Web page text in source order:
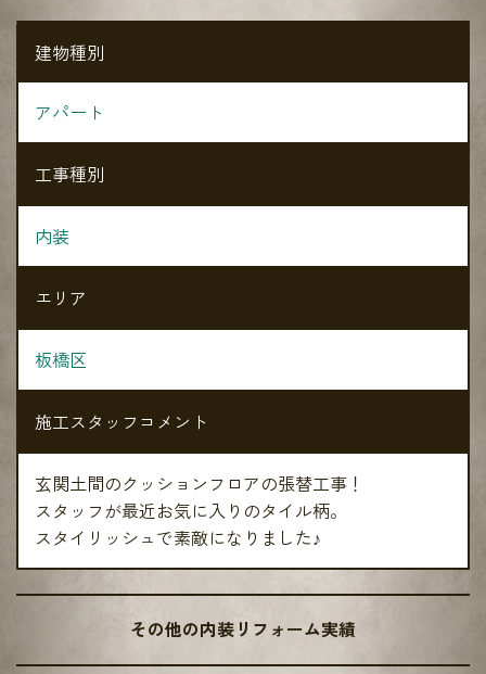
建物種別
アパート
工事種別
内装
エリア
板橋区
施工スタッフコメント
玄関土間のクッションフロアの張替工事！
スタッフが最近お気に入りのタイル柄。
スタイリッシュで素敵になりました♪
その他の内装リフォーム実績